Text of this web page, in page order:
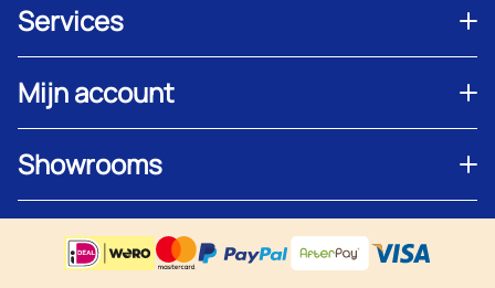
Services
Mijn account
Showrooms